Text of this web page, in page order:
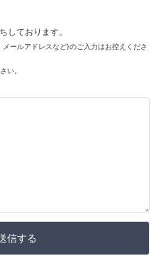
しております。
ールアドレスなど)のご入力はお控えくださ
い。
信する